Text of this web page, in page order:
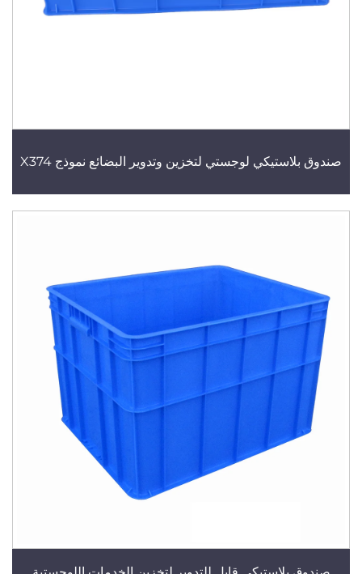
صندوق بلاستيكي لوجستي لتخزين وتدوير البضائع نموذج X374